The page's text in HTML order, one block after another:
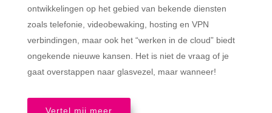
ontwikkelingen op het gebied van bekende diensten
zoals telefonie, videobewaking, hosting en VPN
verbindingen, maar ook het “werken in de cloud” biedt
ongekende nieuwe kansen. Het is niet de vraag of je
gaat overstappen naar glasvezel, maar wanneer!
Vertel mij meer